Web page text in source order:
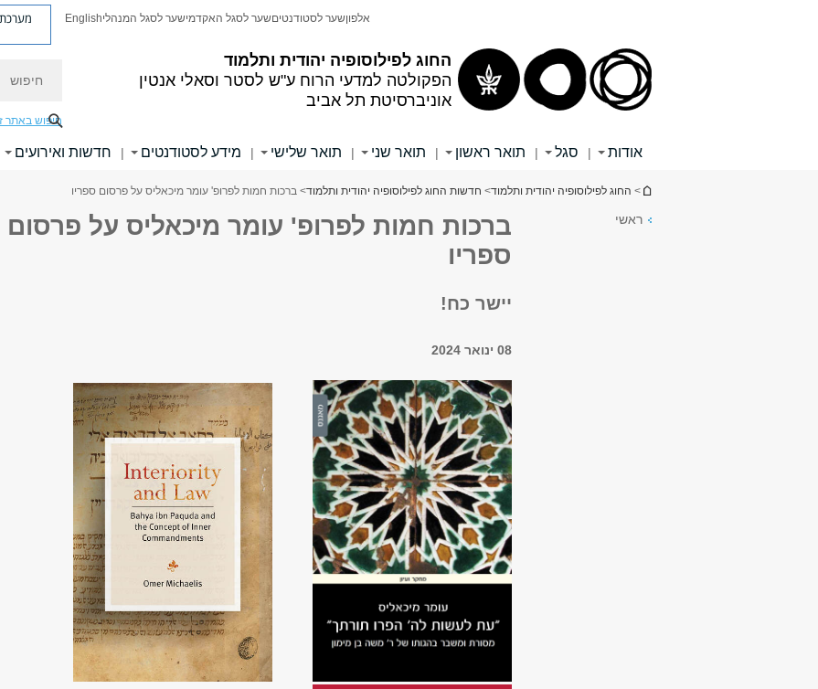
החוג לפילוסופיה יהודית ותלמוד
הפקולטה למדעי הרוח ע"ש לסטר וסאלי אנטין
אוניברסיטת תל אביב
אלפוןשער לסטודנטיםשער לסגל האקדמישער לסגל המנהליEnglish מערכת
חיפוש באתר
אודות | סגל | תואר ראשון | תואר שני | תואר שלישי | מידע לסטודנטים | חדשות ואירועים
הינך נמצא כאן
> החוג לפילוסופיה יהודית ותלמוד> חדשות החוג לפילוסופיה יהודית ותלמוד> ברכות חמות לפרופ' עומר מיכאליס על פרסום ספריו
ראשי
ברכות חמות לפרופ' עומר מיכאליס על פרסום
ספריו
יישר כח!
08 ינואר 2024